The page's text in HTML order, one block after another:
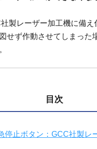
製レーザー加工機に備え
せず作動させてしまった
目次
停止ボタン：GCC社製レ